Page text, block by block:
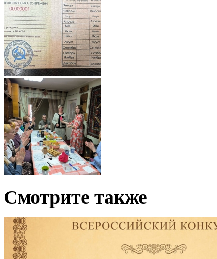
Смотрите также